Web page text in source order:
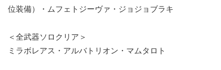
位装備）・ムフェトジーヴァ・ジョジョブラキ
＜全武器ソロクリア＞
ミラボレアス・アルバトリオン・マムタロト